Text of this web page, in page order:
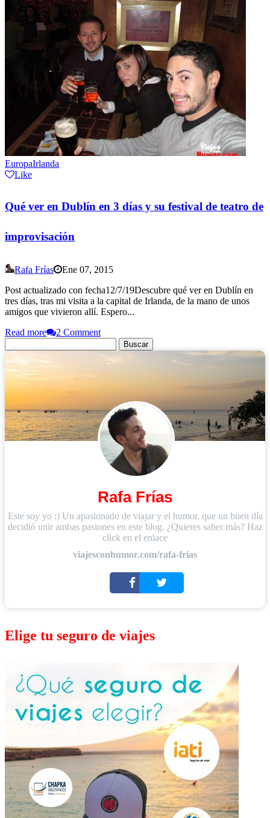
EuropaIrlanda
Like
Qué ver en Dublín en 3 días y su festival de teatro de
improvisación
Rafa Frías
Ene 07, 2015
Post actualizado con fecha12/7/19Descubre qué ver en Dublín en
tres días, tras mi visita a la capital de Irlanda, de la mano de unos
amigos que vivieron allí. Espero...
Read more
2 Comment
Rafa Frías
Este soy yo :) Un apasionado de viajar y el humor, que un buen día
decidió unir ambas pasiones en este blog. ¿Quieres saber más? Haz
click en el enlace
viajesconhumor.com/rafa-frias
Elige tu seguro de viajes